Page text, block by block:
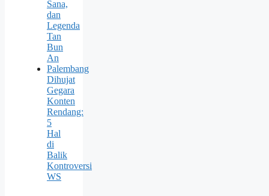
Sana,
dan
Legenda
Tan
Bun
An
Palembang
Dihujat
Gegara
Konten
Rendang:
5
Hal
di
Balik
Kontroversi
WS